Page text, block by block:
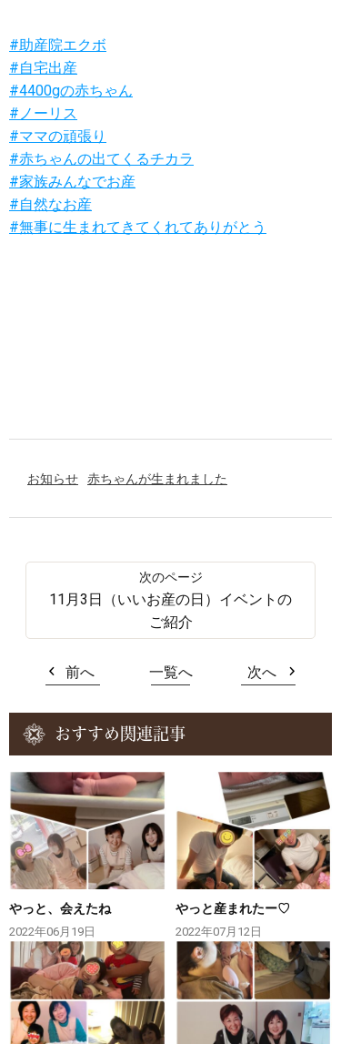
#助産院エクボ
#自宅出産
#4400gの赤ちゃん
#ノーリス
#ママの頑張り
#赤ちゃんの出てくるチカラ
#家族みんなでお産
#自然なお産
#無事に生まれてきてくれてありがとう
お知らせ 赤ちゃんが生まれました
11月3日（いいお産の日）イベントの
ご紹介
前へ 一覧へ 次へ
おすすめ関連記事
やっと、会えたね
2022年06月19日
やっと産まれたー♡
2022年07月12日